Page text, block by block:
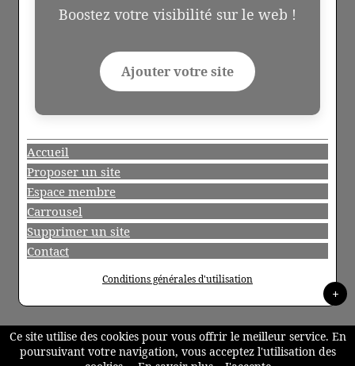
Boostez votre visibilité sur le web !
Ajouter votre site
Accueil
Proposer un site
Espace membre
Carrousel
Supprimer un site
Contact
Conditions générales d'utilisation
+
Ce site utilise des cookies pour vous offrir le meilleur service. En
poursuivant votre navigation, vous acceptez l'utilisation des